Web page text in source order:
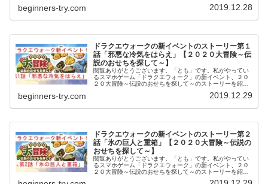
beginners-try.com 2019.12.28
ドラクエウォークの新イベントのストーリー第１
話「邪悪な冷気をはらえ」【２０２０大冒険～伝
説のおせちを探して～】
閲覧ありがとうございます。「とも」です。私がやってい
るスマホゲーム「ドラクエウォーク」の新イベント、２０
２０大冒険～伝説のおせちを探して～のストーリーを紹介
beginners-try.com 2019.12.29
ドラクエウォークの新イベントのストーリー第２
話「氷の巨人と重箱」【２０２０大冒険～伝説の
おせちを探して～】
閲覧ありがとうございます。「とも」です。私がやってい
るスマホゲーム「ドラクエウォーク」の新イベント、２０
２０大冒険～伝説のおせちを探して～のストーリーを紹介